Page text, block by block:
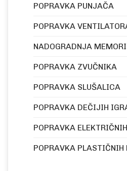
POPRAVKA PUNJAČA
POPRAVKA
NADOGRADNJA
POPRAVKA ZVUČNIKA
POPRAVKA SLUŠALICA
POPRAVKA DEČIJIH
POPRAVKA
POPRAVKA PLASTIČNIH